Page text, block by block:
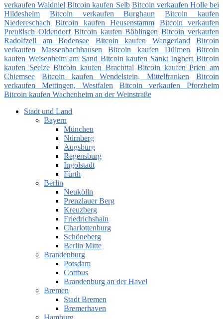
verkaufen Waldniel Bitcoin kaufen Selb Bitcoin verkaufen Holle bei
Hildesheim
Bitcoin verkaufen Burghaun
Bitcoin kaufen
Niedereschach
Bitcoin kaufen Heusenstamm
Bitcoin verkaufen
Preußisch Oldendorf Bitcoin kaufen Böblingen Bitcoin verkaufen
Radolfzell am Bodensee
Bitcoin kaufen Wangerland
Bitcoin
verkaufen Massenbachhausen
Bitcoin kaufen Dülmen
Bitcoin
kaufen Weisenheim am Sand Bitcoin kaufen Sankt Ingbert Bitcoin
kaufen Seelze Bitcoin kaufen Brachttal Bitcoin kaufen Prien am
Chiemsee
Bitcoin kaufen Wendelstein, Mittelfranken
Bitcoin
verkaufen Mettingen, Westfalen
Bitcoin verkaufen Pforzheim
Bitcoin kaufen Wachenheim an der Weinstraße
Stadt und Land
Bayern
München
Nürnberg
Augsburg
Regensburg
Ingolstadt
Fürth
Berlin
Neukölln
Prenzlauer Berg
Kreuzberg
Friedrichshain
Charlottenburg
Schöneberg
Berlin Mitte
Brandenburg
Potsdam
Cottbus
Brandenburg an der Havel
Bremen
Stadt Bremen
Bremerhaven
Hamburg